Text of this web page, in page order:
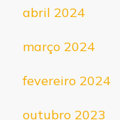
abril 2024
março 2024
fevereiro 2024
outubro 2023